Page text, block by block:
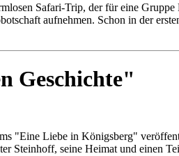
Safari-Trip, der für eine
aufnehmen. Schon in der
Geschichte"
"Eine Liebe in Königsberg"
Steinhoff, seine Heimat und einen